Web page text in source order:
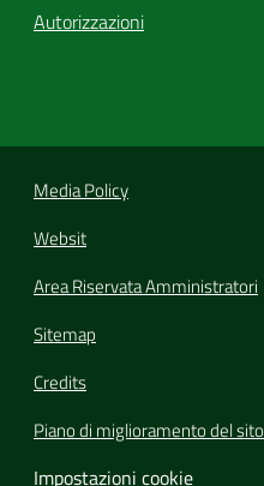
Autorizzazioni
Media Policy
Websit
Area Riservata Amministratori
Sitemap
Credits
Piano di miglioramento del sito
Impostazioni cookie